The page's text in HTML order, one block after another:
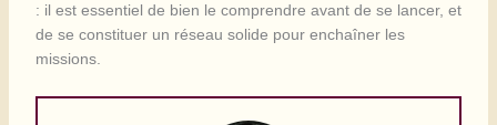
: il est essentiel de bien le comprendre avant de se lancer, et
de se constituer un réseau solide pour enchaîner les
missions.